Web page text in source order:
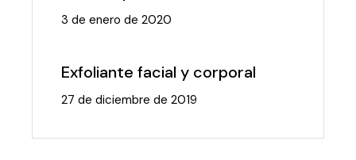
3 de enero de 2020
Exfoliante facial y corporal
27 de diciembre de 2019